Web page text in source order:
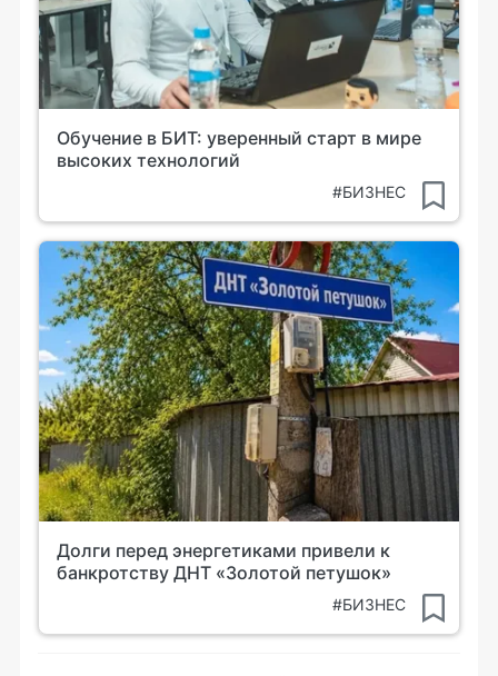
Обучение в БИТ: уверенный старт в мире
высоких технологий
#БИЗНЕС
Долги перед энергетиками привели к
банкротству ДНТ «Золотой петушок»
#БИЗНЕС